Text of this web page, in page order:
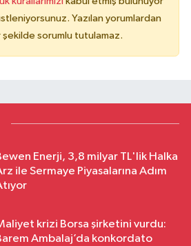
Yazılan yorumlardan
şekilde sorumlu tutulamaz.
Enerji, 3,8 milyar TL'lik Halka
ile Sermaye Piyasalarına Adım
krizi Borsa şirketini vurdu:
Ambalaj’da konkordato